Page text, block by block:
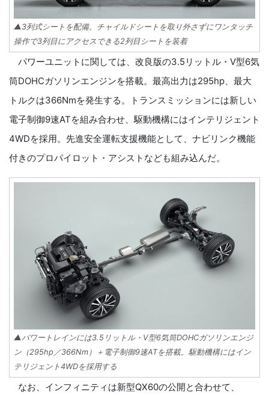
▲3列式シートを配備。チャイルドシートを取り外さずにワンタッチ
操作で3列目にアクセスできる2列目シートを装着
パワーユニットに関しては、改良版の3.5リットル・V型6気
筒DOHCガソリンエンジンを搭載。最高出力は295hp、最大
トルクは366Nmを発生する。トランスミッションには新しい
電子制御9速ATを組み合わせ、駆動機構にはインテリジェント
4WDを採用。先進安全運転支援機能として、ナビリンク機能
付きのプロパイロット・アシストなども組み込んだ。
▲パワートレインには3.5リットル・V型6気筒DOHCガソリンエンジ
ン（295hp／366Nm）＋電子制御9速ATを搭載。駆動機構にはイン
テリジェント4WDを採用する
なお、インフィニティは新型QX60の公開と合わせて、